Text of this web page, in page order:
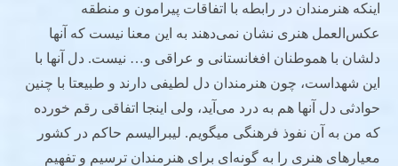
اینکه هنرمندان در رابطه با اتفاقات پیرامون و منطقه
عکس‌العمل هنری نشان نمی‌دهند به این معنا نیست که آنها
دلشان با هموطنان افغانستانی و عراقی و… نیست. دل آنها با
این شهداست، چون هنرمندان دل لطیفی دارند و طبیعتا با چنین
حوادثی دل آنها هم به درد می‌آید، ولی اینجا اتفاقی رقم ‌خورده
که من به آن نفوذ فرهنگی میگویم. لیبرالیسم حاکم در کشور
معیارهای هنری را به گونه‌ای برای هنرمندان ترسیم و تفهیم